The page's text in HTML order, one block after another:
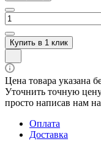
Купить в 1 клик
Цена товара указана
Уточнить точную
просто написав нам
Оплата
Доставка